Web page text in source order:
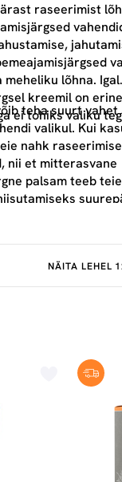
raseerimist
meheliku lõhna. Igal
kreemil on
ei tohiks valiku
teha suurt vahet
valikul. Kui
nahk
nii et mitterasvane
palsam teeb
raseerimist
NÄITA LEHEL